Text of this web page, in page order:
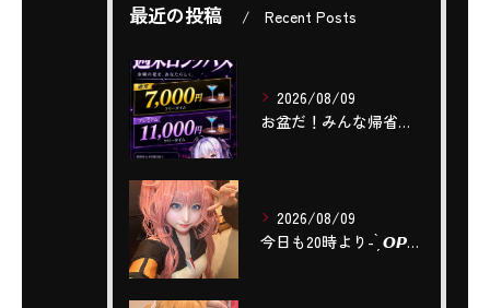
最近の投稿 Recent Posts
2026/08/09
お盆だ！みんな帰省したりで遊ぶよね？
2026/08/09
今日も20時より- ̗̀ 𝙊𝙋𝙀𝙉 .ᐟ.ᐟ ̖́-してます...